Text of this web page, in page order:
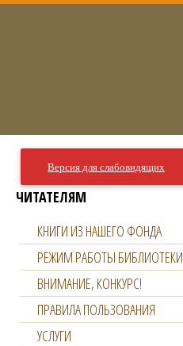
Версия для слабовидящих
ЧИТАТЕЛЯМ
КНИГИ ИЗ НАШЕГО ФОНДА
РЕЖИМ РАБОТЫ БИБЛИОТЕКИ
ВНИМАНИЕ, КОНКУРС!
ПРАВИЛА ПОЛЬЗОВАНИЯ
УСЛУГИ